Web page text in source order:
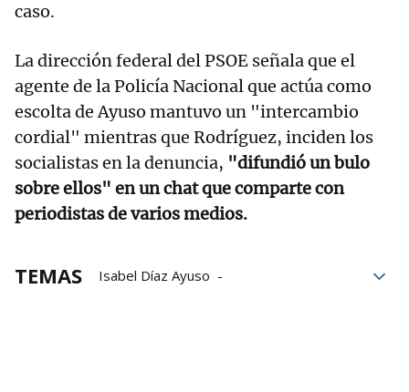
caso.
La dirección federal del PSOE señala que el
agente de la Policía Nacional que actúa como
escolta de Ayuso mantuvo un "intercambio
cordial" mientras que Rodríguez, inciden los
socialistas en la denuncia, "difundió un bulo
sobre ellos" en un chat que comparte con
periodistas de varios medios.
TEMAS
Isabel Díaz Ayuso